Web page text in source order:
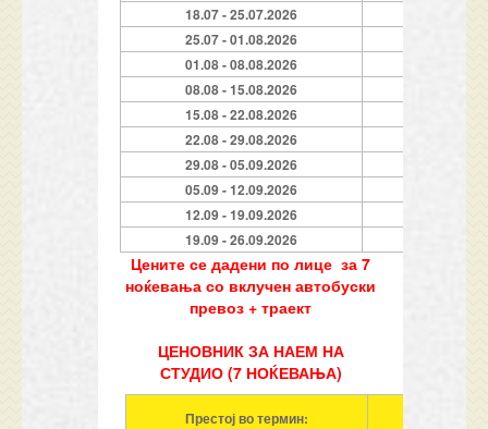
18.07 - 25.07.2026
25.07 - 01.08.2026
01.08 - 08.08.2026
08.08 - 15.08.2026
15.08 - 22.08.2026
22.08 - 29.08.2026
29.08 - 05.09.2026
05.09 - 12.09.2026
12.09 - 19.09.2026
19.09 - 26.09.2026
Цените се дадени по лице за 7
ноќевања со вклучен автобуски
превоз + траект
ЦЕНОВНИК ЗА НАЕМ НА
СТУДИО (7 НОЌЕВАЊА)
Престој во термин: